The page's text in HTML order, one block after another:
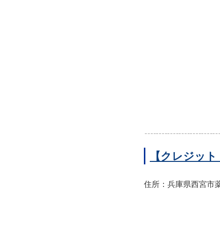
【クレジッ
住所：兵庫県西宮市